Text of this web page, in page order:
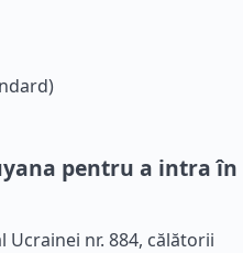
pentru a intra în
nr. 884, călătorii